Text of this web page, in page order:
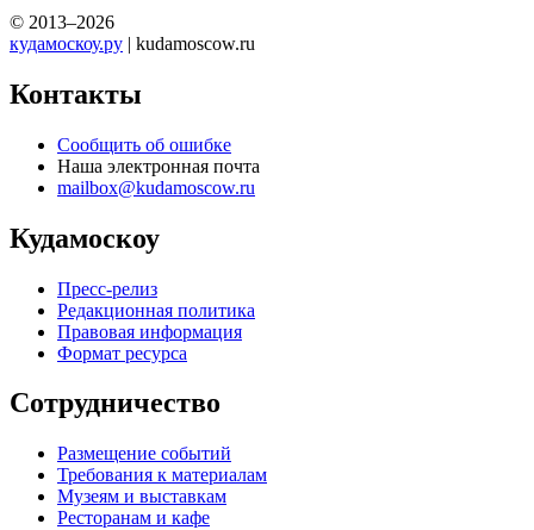
© 2013–2026
кудамоскоу.ру | kudamoscow.ru
Контакты
Сообщить об ошибке
Наша электронная почта
mailbox@kudamoscow.ru
Кудамоскоу
Пресс-релиз
Редакционная политика
Правовая информация
Формат ресурса
Сотрудничество
Размещение событий
Требования к материалам
Музеям и выставкам
Ресторанам и кафе